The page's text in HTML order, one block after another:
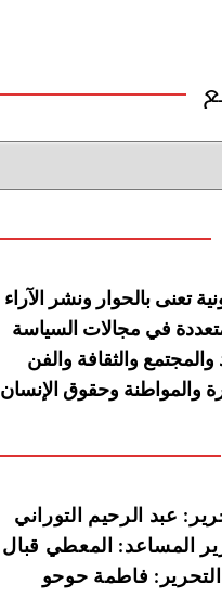
تعنى بالحوار ونشر الآراء
في مجالات السياسة
والمجتمع والثقافة والفن
والمواطنة وحقوق الإنسان
عبد الرحيم التوراني
المساعد: المعطي قبال
فاطمة حوحو